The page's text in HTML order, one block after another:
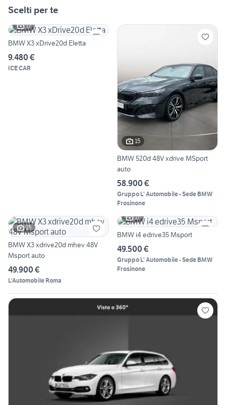
Scelti per te
17
BMW X3 xDrive20d Eletta
9.480 €
ICE CAR
15
BMW 520d 48V xdrive MSport
auto
58.900 €
Gruppo L' Automobile - Sede BMW
Frosinone
15
BMW X3 xdrive20d mhev 48V
Msport auto
49.900 €
L'Automobile Roma
17
BMW i4 edrive35 Msport
49.500 €
Gruppo L' Automobile - Sede BMW
Frosinone